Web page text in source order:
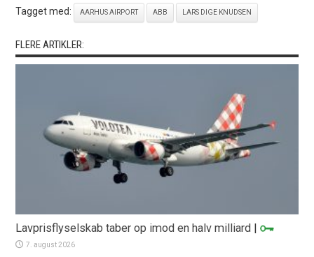
Tagget med: AARHUS AIRPORT ABB LARS DIGE KNUDSEN
FLERE ARTIKLER:
Lavprisflyselskab taber op imod en halv milliard |
7. august 2026